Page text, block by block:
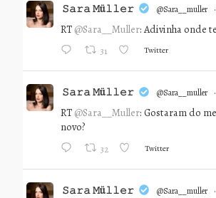
𝚂𝚊𝚛𝚊 𝙼ü𝚕𝚕𝚎𝚛 @sara__muller ·
RT @Sara__Muller: Adivinha onde
31 Twitter
𝚂𝚊𝚛𝚊 𝙼ü𝚕𝚕𝚎𝚛 @sara__muller ·
RT @Sara__Muller: Gostaram do
novo?
32 Twitter
𝚂𝚊𝚛𝚊 𝙼ü𝚕𝚕𝚎𝚛 @sara__muller ·